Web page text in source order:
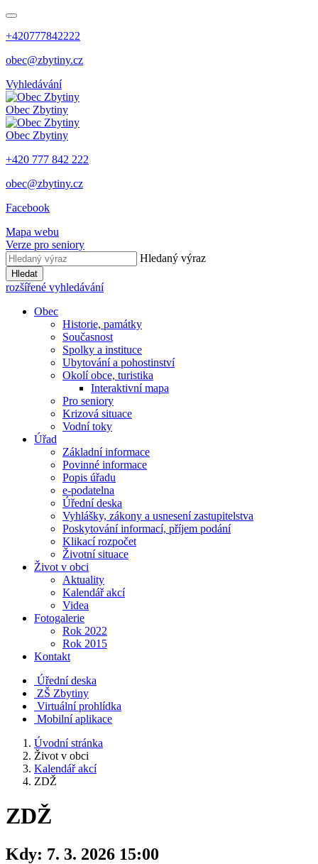
+420777842222
obec@zbytiny.cz
Vyhledávání
Obec Zbytiny
Obec Zbytiny
+420 777 842 222
obec@zbytiny.cz
Facebook
Mapa webu
Verze pro seniory
Hledaný výraz
Hledat
rozšířené vyhledávání
Obec
Historie, památky
Současnost
Spolky a instituce
Ubytování a pohostinství
Okolí obce, turistika
Interaktivní mapa
Pro seniory
Krizová situace
Vodní toky
Úřad
Základní informace
Povinné informace
Popis úřadu
e-podatelna
Úřední deska
Vyhlášky, zákony a usnesení zastupitelstva
Poskytování informací, příjem podání
Klikací rozpočet
Životní situace
Život v obci
Aktuality
Kalendář akcí
Videa
Fotogalerie
Rok 2022
Rok 2015
Kontakt
Úřední deska
ZŠ Zbytiny
Virtuální prohlídka
Mobilní aplikace
Úvodní stránka
Život v obci
Kalendář akcí
ZDŽ
ZDŽ
Kdy: 7. 3. 2026 15:00